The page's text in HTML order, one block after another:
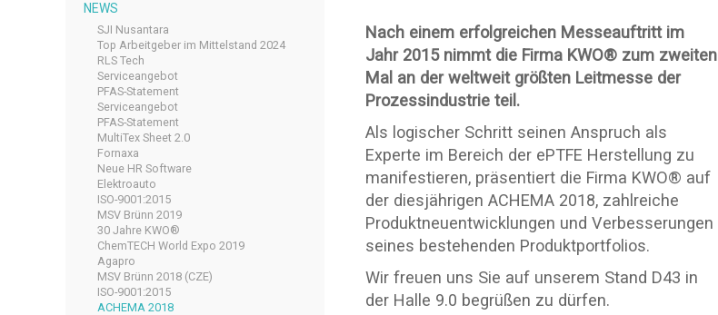
NEWS
SJI Nusantara
Top Arbeitgeber im Mittelstand 2024
RLS Tech
Serviceangebot
PFAS-Statement
Serviceangebot
PFAS-Statement
MultiTex Sheet 2.0
Fornaxa
Neue HR Software
Elektroauto
ISO-9001:2015
MSV Brünn 2019
30 Jahre KWO®
ChemTECH World Expo 2019
Agapro
MSV Brünn 2018 (CZE)
ISO-9001:2015
ACHEMA 2018
Nach einem erfolgreichen Messeauftritt im
Jahr 2015 nimmt die Firma KWO® zum zweiten
Mal an der weltweit größten Leitmesse der
Prozessindustrie teil.
Als logischer Schritt seinen Anspruch als
Experte im Bereich der ePTFE Herstellung zu
manifestieren, präsentiert die Firma KWO® auf
der diesjährigen ACHEMA 2018, zahlreiche
Produktneuentwicklungen und Verbesserungen
seines bestehenden Produktportfolios.
Wir freuen uns Sie auf unserem Stand D43 in
der Halle 9.0 begrüßen zu dürfen.